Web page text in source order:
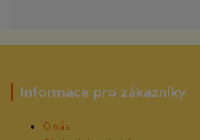
Informace pro zákazníky
O nás